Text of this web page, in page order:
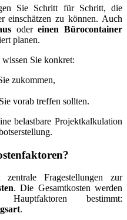
Sie Schritt für Schritt, die
einschätzen zu können. Auch
odereinen Bürocontainer
planen.
Sie konkret:
zukommen,
vorab treffen sollten.
belastbare Projektkalkulation
Fragestellungen zur
. Die Gesamtkosten werden
bestimmt:
.